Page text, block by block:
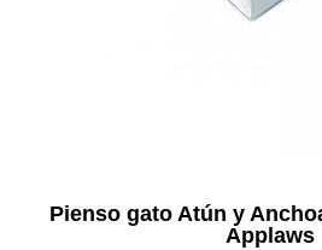
Pienso gato Atún y
Applaws